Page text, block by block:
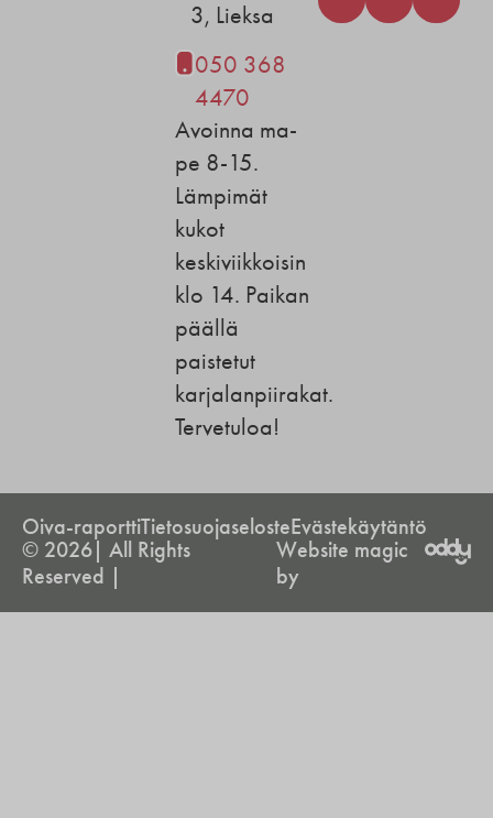
3, Lieksa
050 368
4470
Avoinna ma-
pe 8-15.
Lämpimät
kukot
keskiviikkoisin
klo 14. Paikan
päällä
paistetut
karjalanpiirakat.
Tervetuloa!
Oiva-raporttiTietosuojaselosteEvästekäytäntö
© 2026| All Rights
Reserved |
Website magic
by